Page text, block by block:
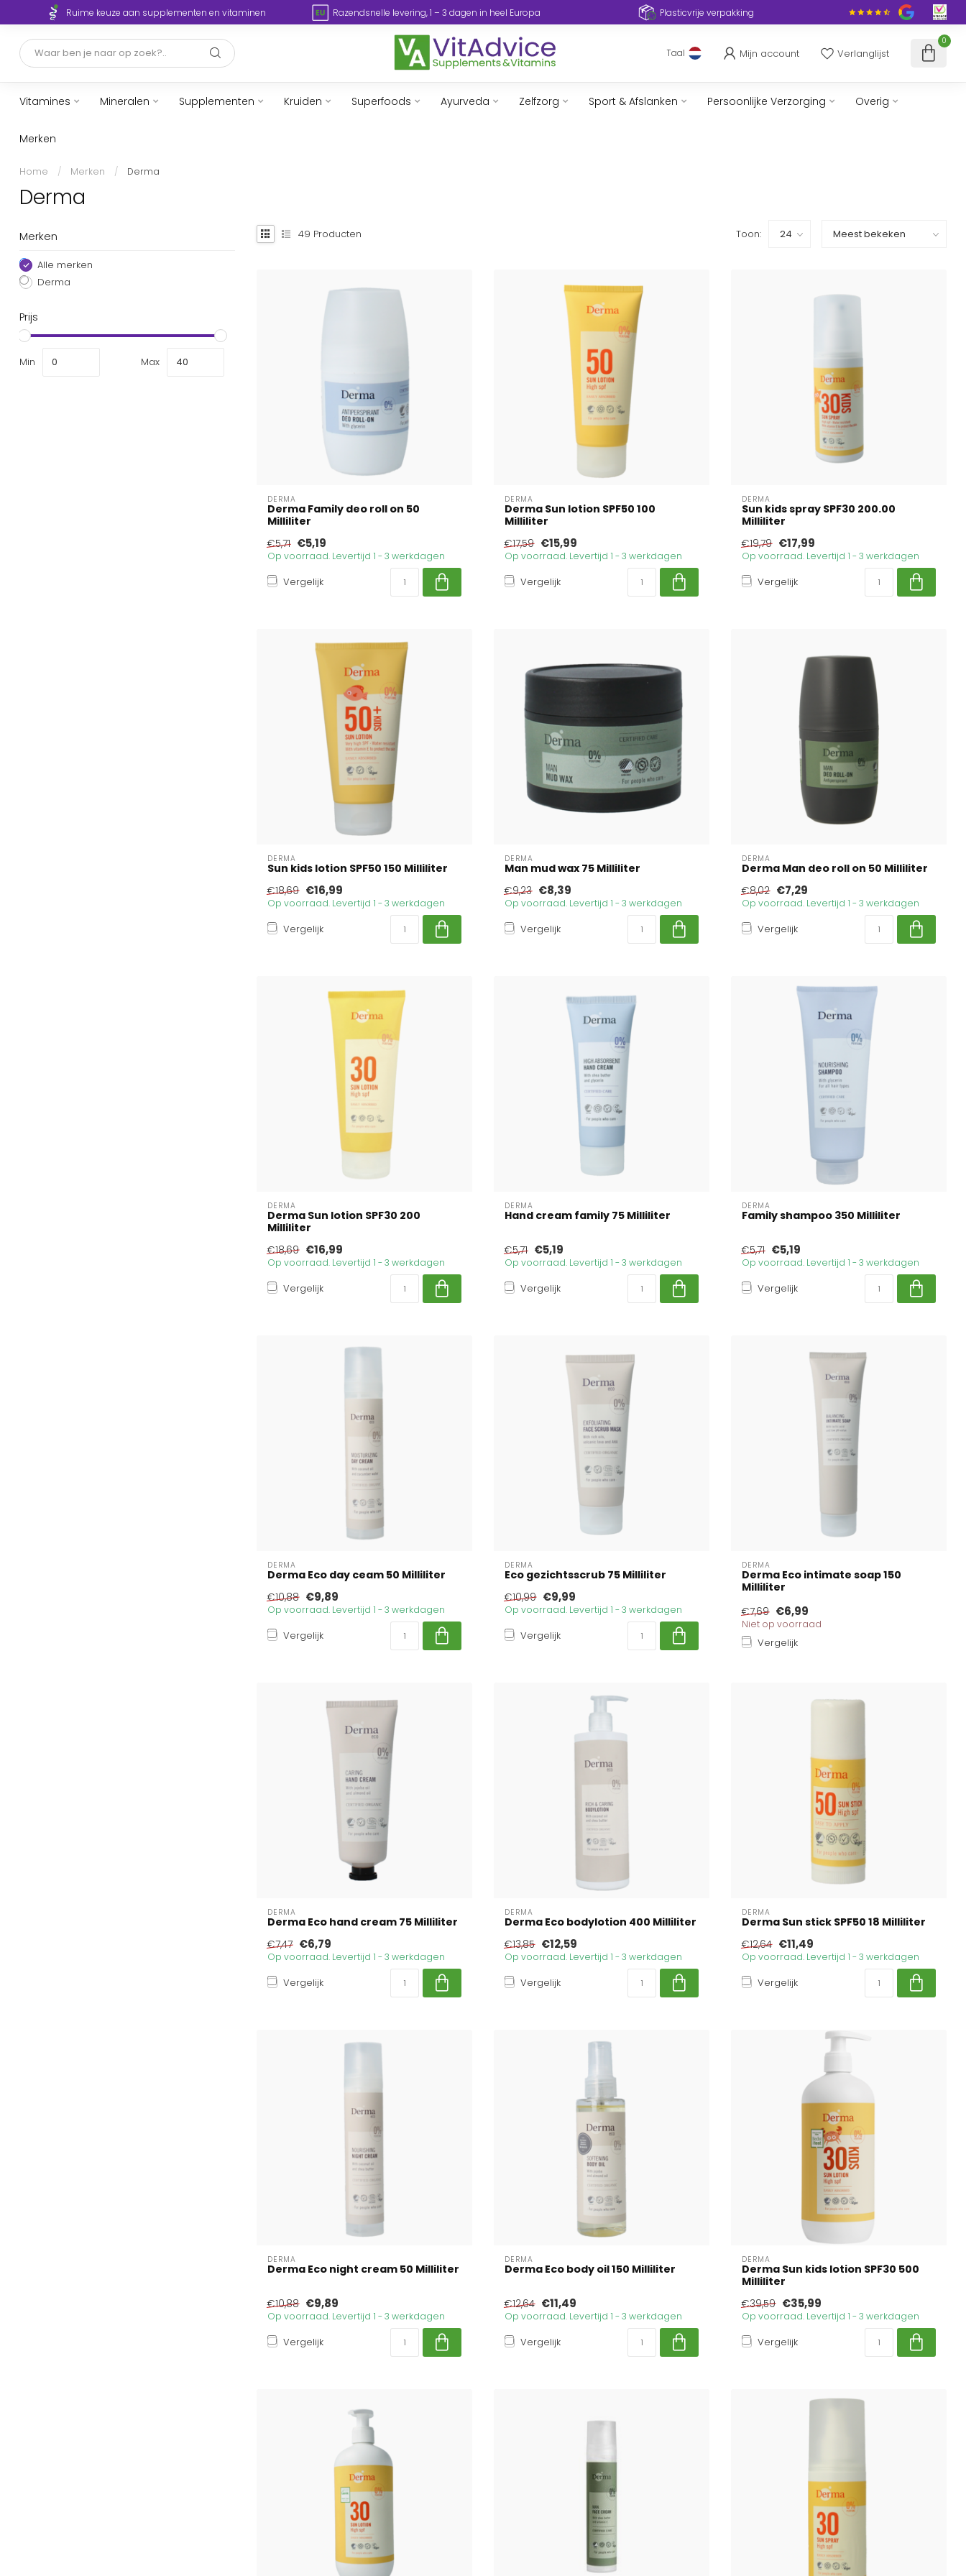
Ruime keuze aan supplementen en vitaminen Razendsnelle levering, 1 – 3 dagen in heel Europa Plasticvrije verpakking
Taal Mijn account Verlanglijst
0
Vitamines Mineralen Supplementen Kruiden Superfoods Ayurveda Zelfzorg Sport & Afslanken Persoonlijke Verzorging Overig
Merken
Home / Merken / Derma
Derma
Merken
Alle merken
Derma
Prijs
Min Max
49 Producten Toon:
DERMA
Derma Family deo roll on 50
Milliliter
€5,71 €5,19
Op voorraad. Levertijd 1 - 3 werkdagen
Vergelijk
DERMA
Derma Sun lotion SPF50 100
Milliliter
€17,59 €15,99
Op voorraad. Levertijd 1 - 3 werkdagen
Vergelijk
DERMA
Sun kids spray SPF30 200.00
Milliliter
€19,79 €17,99
Op voorraad. Levertijd 1 - 3 werkdagen
Vergelijk
DERMA
Sun kids lotion SPF50 150 Milliliter
€18,69 €16,99
Op voorraad. Levertijd 1 - 3 werkdagen
Vergelijk
DERMA
Man mud wax 75 Milliliter
€9,23 €8,39
Op voorraad. Levertijd 1 - 3 werkdagen
Vergelijk
DERMA
Derma Man deo roll on 50 Milliliter
€8,02 €7,29
Op voorraad. Levertijd 1 - 3 werkdagen
Vergelijk
DERMA
Derma Sun lotion SPF30 200
Milliliter
€18,69 €16,99
Op voorraad. Levertijd 1 - 3 werkdagen
Vergelijk
DERMA
Hand cream family 75 Milliliter
€5,71 €5,19
Op voorraad. Levertijd 1 - 3 werkdagen
Vergelijk
DERMA
Family shampoo 350 Milliliter
€5,71 €5,19
Op voorraad. Levertijd 1 - 3 werkdagen
Vergelijk
DERMA
Derma Eco day ceam 50 Milliliter
€10,88 €9,89
Op voorraad. Levertijd 1 - 3 werkdagen
Vergelijk
DERMA
Eco gezichtsscrub 75 Milliliter
€10,99 €9,99
Op voorraad. Levertijd 1 - 3 werkdagen
Vergelijk
DERMA
Derma Eco intimate soap 150
Milliliter
€7,69 €6,99
Niet op voorraad
Vergelijk
DERMA
Derma Eco hand cream 75 Milliliter
€7,47 €6,79
Op voorraad. Levertijd 1 - 3 werkdagen
Vergelijk
DERMA
Derma Eco bodylotion 400 Milliliter
€13,85 €12,59
Op voorraad. Levertijd 1 - 3 werkdagen
Vergelijk
DERMA
Derma Sun stick SPF50 18 Milliliter
€12,64 €11,49
Op voorraad. Levertijd 1 - 3 werkdagen
Vergelijk
DERMA
Derma Eco night cream 50 Milliliter
€10,88 €9,89
Op voorraad. Levertijd 1 - 3 werkdagen
Vergelijk
DERMA
Derma Eco body oil 150 Milliliter
€12,64 €11,49
Op voorraad. Levertijd 1 - 3 werkdagen
Vergelijk
DERMA
Derma Sun kids lotion SPF30 500
Milliliter
€39,59 €35,99
Op voorraad. Levertijd 1 - 3 werkdagen
Vergelijk